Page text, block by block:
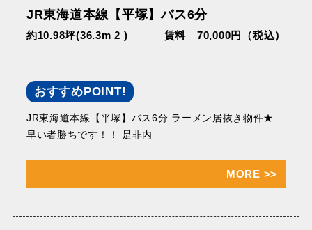
JR東海道本線【平塚】バス6分
約10.98坪(36.3m 2 ) 賃料 70,000円（税込）
おすすめPOINT!
JR東海道本線【平塚】バス6分 ラーメン居抜き物件★
早い者勝ちです！！ 是非内
MORE >>